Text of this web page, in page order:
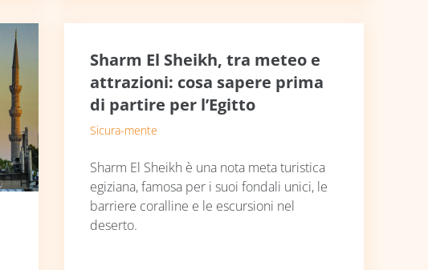
Sharm El Sheikh, tra meteo e
attrazioni: cosa sapere prima
di partire per l’Egitto
Sicura-mente
Sharm El Sheikh è una nota meta turistica
egiziana, famosa per i suoi fondali unici, le
barriere coralline e le escursioni nel
deserto.